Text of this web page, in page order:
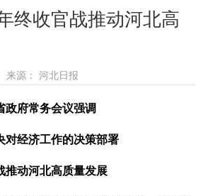
终收官战推动河北高
来源： 河北日报
政府常务会议强调
经济工作的决策部署
动河北高质量发展